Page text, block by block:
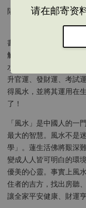
请在邮寄资
陽宅地靈闡微：細述住
《陽宅地靈闡微》是盧
書和讀者分享，文章配
解風水祕笈，確實掌握
水原理，替自己及家人
升官運、發財運、考試
得風水，並將其運用在
了！
「風水」是中國人的一
最大的智慧。風水不是
學」。蓮生活佛將艱深
變成人人皆可明白的環
優美的心靈。事實上風
住者的吉方，找出房聽
讓全家平安健康、財運亨